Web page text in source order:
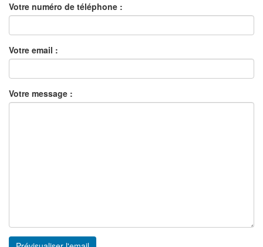
Votre numéro de téléphone :
Votre email :
Votre message :